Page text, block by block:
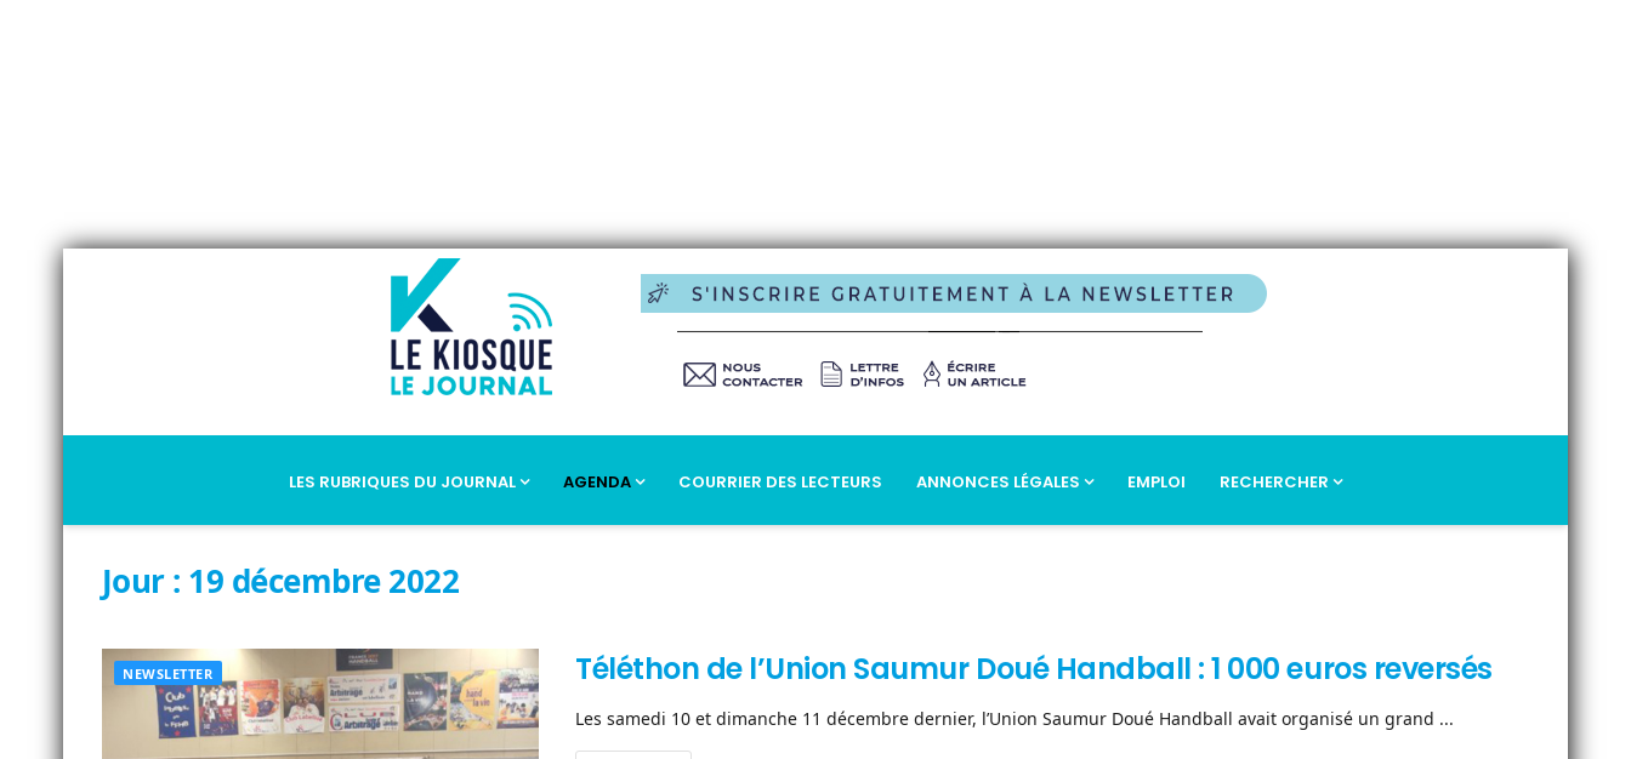
LES RUBRIQUES DU JOURNAL AGENDA COURRIER DES LECTEURS ANNONCES LÉGALES EMPLOI RECHERCHER
Jour : 19 décembre 2022
NEWSLETTER Téléthon de l’Union Saumur Doué Handball : 1 000 euros reversés
Les samedi 10 et dimanche 11 décembre dernier, l’Union Saumur Doué Handball avait organisé un grand ...